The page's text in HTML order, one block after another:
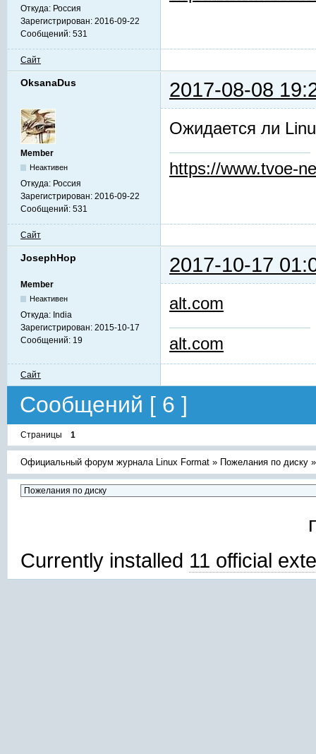
Откуда: Россия
Зарегистрирован: 2016-09-22
Сообщений: 531
Сайт
OksanaDus 2017-08-08
Member
Неактивен
Откуда: Россия
Зарегистрирован: 2016-09-22
Сообщений: 531
Ожидается ли
https://www.tvoe-
Сайт
JosephHop 2017-10-17
Member
Неактивен
Откуда: India
Зарегистрирован: 2015-10-17
Сообщений: 19
alt.com
alt.com
Сайт
Сообщений [ 6 ]
Страницы 1
Официальный форум журнала Linux Format » Пожелания по диску
Currently installed 11 official